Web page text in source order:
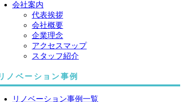
会社案内
代表挨拶
会社概要
企業理念
アクセスマップ
スタッフ紹介
ノベーション事例
リノベーション事例一覧